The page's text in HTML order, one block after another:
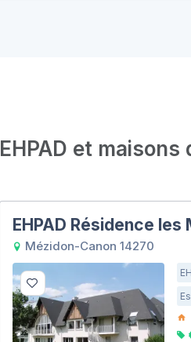
EHPAD et
EHPAD Résidence
Mézidon-Canon 14270